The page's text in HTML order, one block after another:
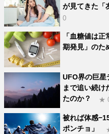
が見てきた「
0
「血糖値は
期発見」のた
UFO界の巨星
まで追い続け
たのか？
★
被れば体感
ポンチョ」